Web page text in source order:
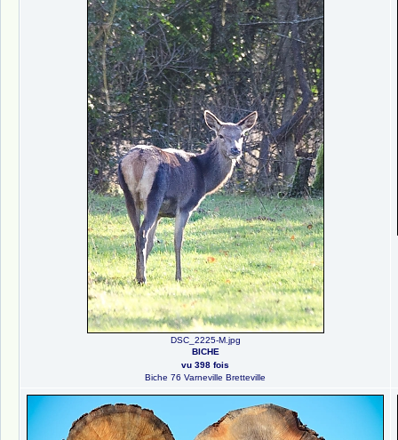
DSC_2225-M.jpg
BICHE
vu 398 fois
Biche 76 Varneville Bretteville